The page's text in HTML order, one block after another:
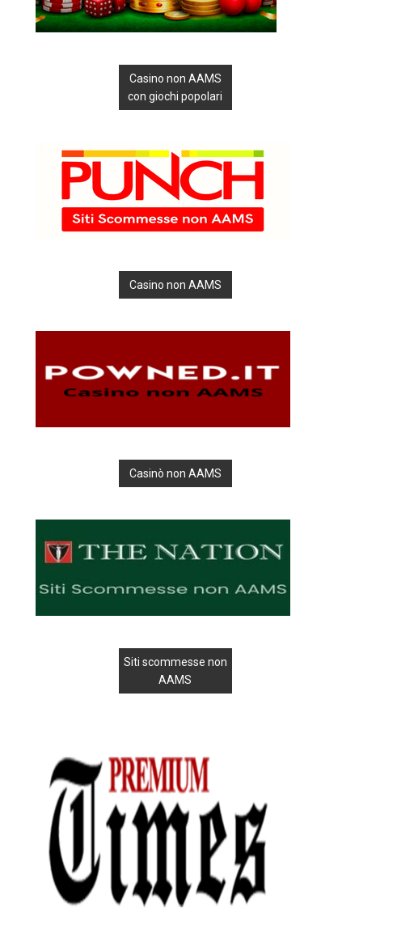
Casino non AAMS
con giochi popolari
Casino non AAMS
Casinò non AAMS
Siti scommesse non
AAMS